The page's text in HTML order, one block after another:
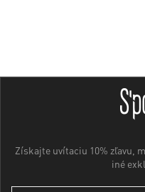
Získajte uvítaciu 10% zľavu,
iné